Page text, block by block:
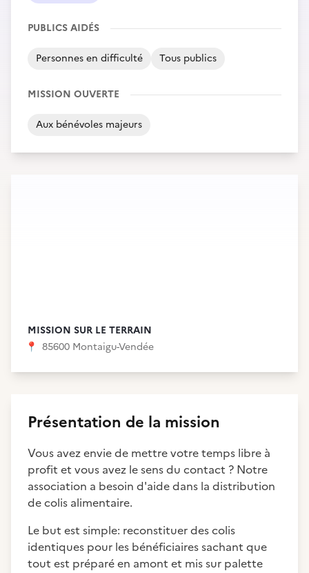
PUBLICS AIDÉS
Personnes en difficulté Tous publics
MISSION OUVERTE
Aux bénévoles majeurs
MISSION SUR LE TERRAIN
📍 85600 Montaigu-Vendée
Présentation de la mission
Vous avez envie de mettre votre temps libre à
profit et vous avez le sens du contact ? Notre
association a besoin d'aide dans la distribution
de colis alimentaire.
Le but est simple: reconstituer des colis
identiques pour les bénéficiaires sachant que
tout est préparé en amont et mis sur palette